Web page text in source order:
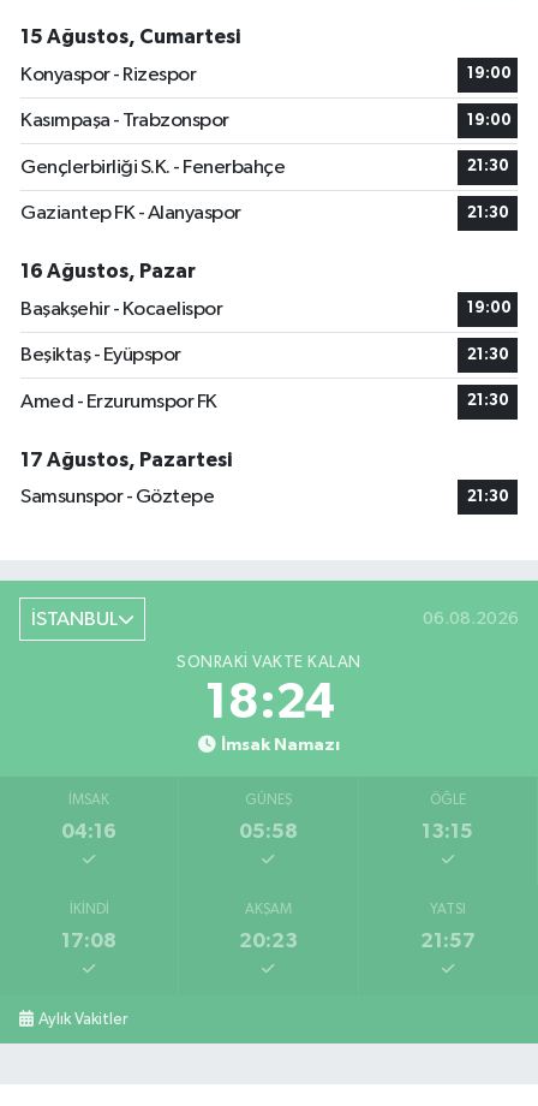
15 Ağustos, Cumartesi
Konyaspor - Rizespor
19:00
Kasımpaşa - Trabzonspor 19:00
Gençlerbirliği S.K. - Fenerbahçe 21:30
Gaziantep FK - Alanyaspor 21:30
16 Ağustos, Pazar
Başakşehir - Kocaelispor
19:00
Beşiktaş - Eyüpspor 21:30
Amed - Erzurumspor FK 21:30
17 Ağustos, Pazartesi
Samsunspor - Göztepe
21:30
İSTANBUL 06.08.2026
SONRAKI VAKTE KALAN
18:24
İmsak Namazı
İMSAK
04:16
GÜNEŞ
05:58
ÖĞLE
13:15
İKINDI
17:08
AKŞAM
20:23
YATSI
21:57
Aylık Vakitler